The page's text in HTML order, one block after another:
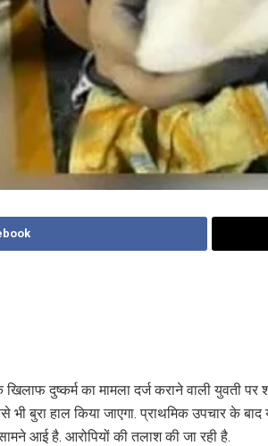
दुष्कर्म का मामला दर्ज कराने वाली युवती
बुरा हाल किया जाएगा. प्राथमिक उपचार के
आई है. आरोपियों की तलाश की जा रही है.